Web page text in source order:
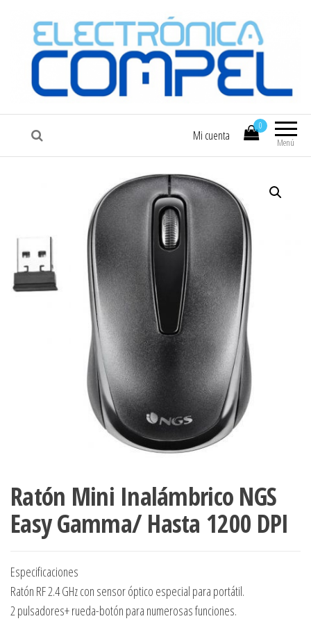
COMPEL Electrónica COMPEL
Menú
0
Mi cuenta
Ratón Mini Inalámbrico NGS
Easy Gamma/ Hasta 1200 DPI
Especificaciones
Ratón RF 2.4 GHz con sensor óptico especial para portátil.
2 pulsadores+ rueda-botón para numerosas funciones.